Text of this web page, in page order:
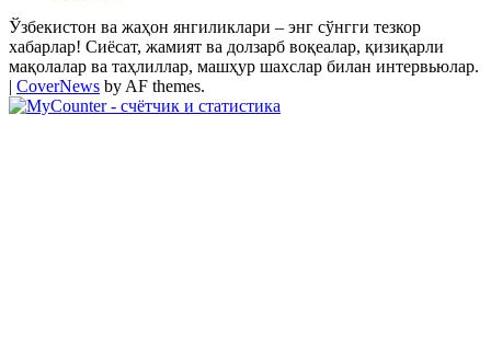
Ўзбекистон ва жаҳон янгиликлари – энг сўнгги тезкор
хабарлар! Сиёсат, жамият ва долзарб воқеалар, қизиқарли
мақолалар ва таҳлиллар, машҳур шахслар билан интервьюлар.
| CoverNews by AF themes.